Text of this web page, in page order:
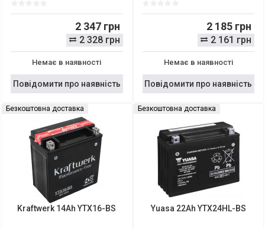
2 347 грн
2 328 грн
Немає в наявності
Повідомити про наявність
2 185 грн
2 161 грн
Немає в наявності
Повідомити про наявність
Безкоштовна доставка
Kraftwerk 14Ah YTX16-BS
Безкоштовна доставка
Yuasa 22Ah YTX24HL-BS